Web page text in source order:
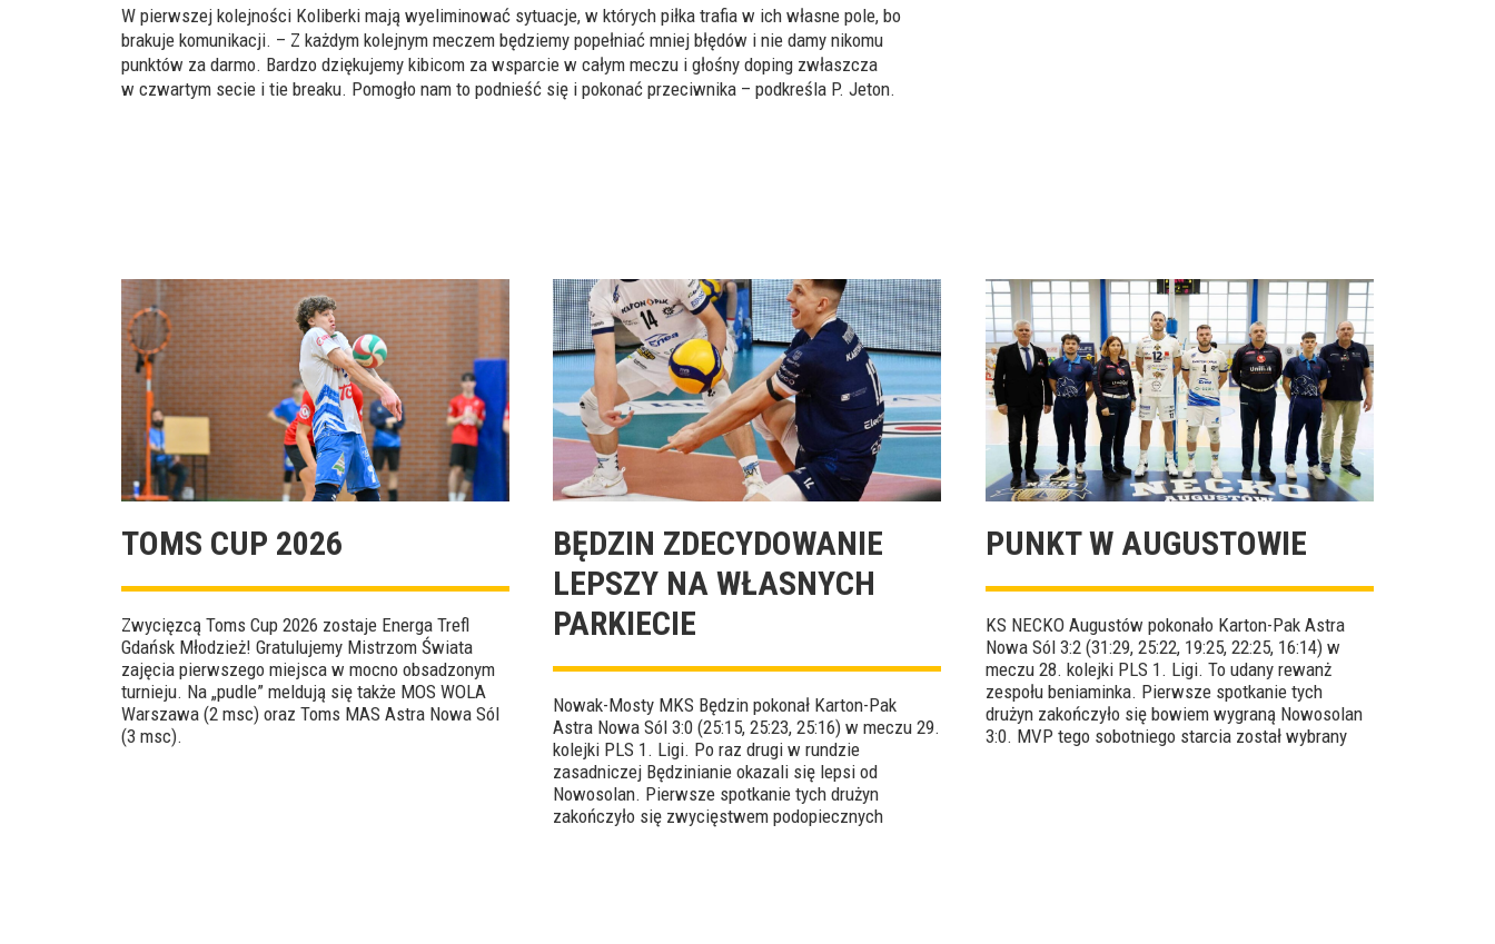
W pierwszej kolejności Koliberki mają wyeliminować sytuacje, w których piłka trafia w ich własne pole, bo
brakuje komunikacji. – Z każdym kolejnym meczem będziemy popełniać mniej błędów i nie damy nikomu
punktów za darmo. Bardzo dziękujemy kibicom za wsparcie w całym meczu i głośny doping zwłaszcza
w czwartym secie i tie breaku. Pomogło nam to podnieść się i pokonać przeciwnika – podkreśla P. Jeton.
TOMS CUP 2026
Zwycięzcą Toms Cup 2026 zostaje Energa Trefl
Gdańsk Młodzież! Gratulujemy Mistrzom Świata
zajęcia pierwszego miejsca w mocno obsadzonym
turnieju. Na „pudle” meldują się także MOS WOLA
Warszawa (2 msc) oraz Toms MAS Astra Nowa Sól
(3 msc).
BĘDZIN ZDECYDOWANIE
LEPSZY NA WŁASNYCH
PARKIECIE
Nowak-Mosty MKS Będzin pokonał Karton-Pak
Astra Nowa Sól 3:0 (25:15, 25:23, 25:16) w meczu 29.
kolejki PLS 1. Ligi. Po raz drugi w rundzie
zasadniczej Będzinianie okazali się lepsi od
Nowosolan. Pierwsze spotkanie tych drużyn
zakończyło się zwycięstwem podopiecznych
PUNKT W AUGUSTOWIE
KS NECKO Augustów pokonało Karton-Pak Astra
Nowa Sól 3:2 (31:29, 25:22, 19:25, 22:25, 16:14) w
meczu 28. kolejki PLS 1. Ligi. To udany rewanż
zespołu beniaminka. Pierwsze spotkanie tych
drużyn zakończyło się bowiem wygraną Nowosolan
3:0. MVP tego sobotniego starcia został wybrany